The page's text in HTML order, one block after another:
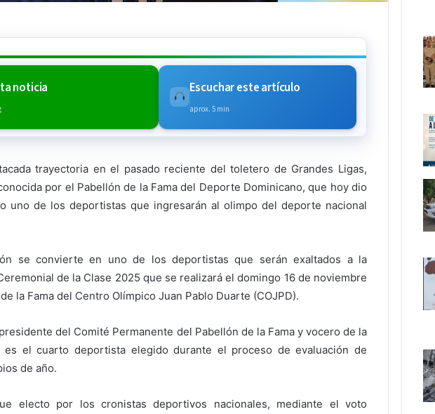
noticia Escuchar este artículo
aprox. 5 min
trayectoria en el pasado reciente del toletero de Grandes Ligas,
por el Pabellón de la Fama del Deporte Dominicano, que hoy dio
uno de los deportistas que ingresarán al olimpo del deporte nacional
se convierte en uno de los deportistas que serán exaltados a la
de la Clase 2025 que se realizará el domingo 16 de noviembre
la Fama del Centro Olímpico Juan Pablo Duarte (COJPD).
del Comité Permanente del Pabellón de la Fama y vocero de la
el cuarto deportista elegido durante el proceso de evaluación de
de año.
electo por los cronistas deportivos nacionales, mediante el voto